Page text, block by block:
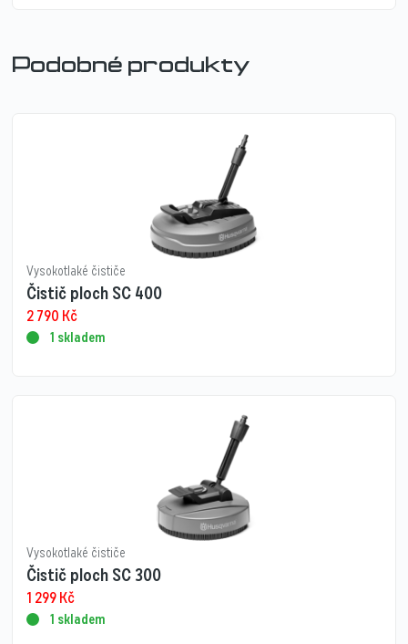
Podobné produkty
Vysokotlaké čističe
Čistič ploch SC 400
2 790 Kč
1 skladem
Vysokotlaké čističe
Čistič ploch SC 300
1 299Kč
1 skladem